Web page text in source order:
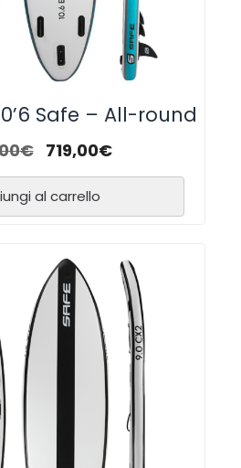
Safe – All-round
€ 719,00€
al carrello